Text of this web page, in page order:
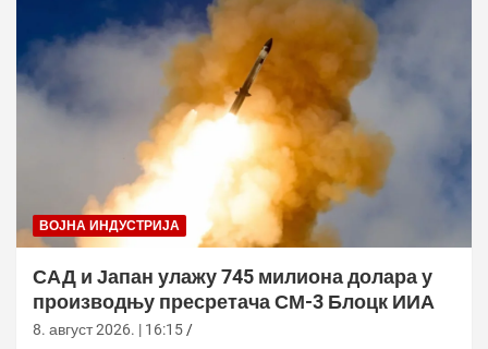
ВОЈНА ИНДУСТРИЈА
САД и Јапан улажу 745 милиона долара у
производњу пресретача СМ-3 Блоцк ИИА
8. август 2026. | 16:15